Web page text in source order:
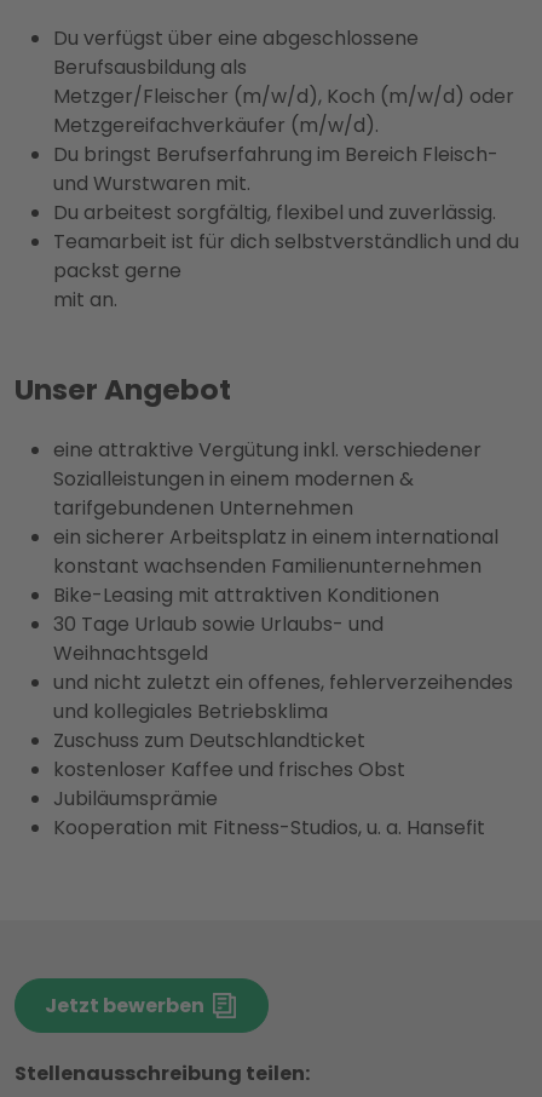
Du verfügst über eine abgeschlossene
Berufsausbildung als
Metzger/Fleischer (m/w/d), Koch (m/w/d) oder
Metzgereifachverkäufer (m/w/d).
Du bringst Berufserfahrung im Bereich Fleisch-
und Wurstwaren mit.
Du arbeitest sorgfältig, flexibel und zuverlässig.
Teamarbeit ist für dich selbstverständlich und du
packst gerne
mit an.
Unser Angebot
eine attraktive Vergütung inkl. verschiedener
Sozialleistungen in einem modernen &
tarifgebundenen Unternehmen
ein sicherer Arbeitsplatz in einem international
konstant wachsenden Familienunternehmen
Bike-Leasing mit attraktiven Konditionen
30 Tage Urlaub sowie Urlaubs- und
Weihnachtsgeld
und nicht zuletzt ein offenes, fehlerverzeihendes
und kollegiales Betriebsklima
Zuschuss zum Deutschlandticket
kostenloser Kaffee und frisches Obst
Jubiläumsprämie
Kooperation mit Fitness-Studios, u. a. Hansefit
Jetzt bewerben
Stellenausschreibung teilen: